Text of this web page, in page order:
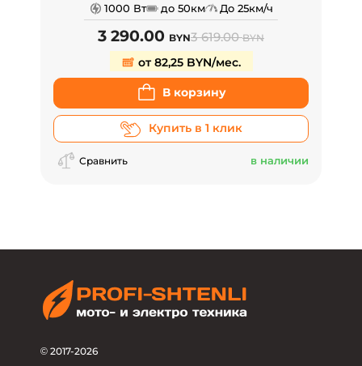
1000 Вт до 50км До 25км/ч
3 290.00 BYN3 619.00BYN
от 82,25 BYN/мес.
В корзину
Купить в 1 клик
Сравнить в наличии
© 2017-2026